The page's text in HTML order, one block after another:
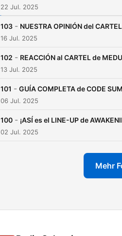
22 Jul. 2025
103 - NUESTRA OPINIÓN del
16 Jul. 2025
102 - REACCIÓN al CARTEL de
13 Jul. 2025
101 - GUÍA COMPLETA de CODE
06 Jul. 2025
100 - ¡ASÍ es el LINE-UP de
02 Jul. 2025
Mehr